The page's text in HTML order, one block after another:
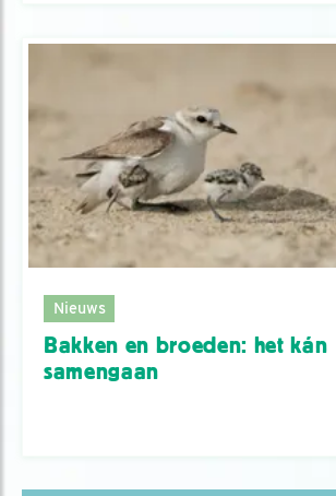
Nieuws
Bakken en broeden: het kán
samengaan